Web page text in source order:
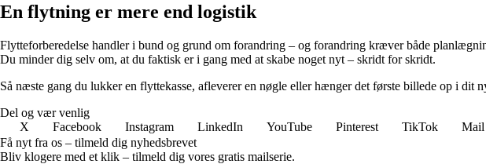
En flytning er mere end logistik
Flytteforberedelse handler i bund og grund om forandring – og forandring kræver både
Du minder dig selv om, at du faktisk er i gang med at skabe noget nyt – skridt for skridt.
Så næste gang du lukker en flyttekasse, afleverer en nøgle eller hænger det første billede op i
Del og vær venlig
X
Facebook Instagram LinkedIn YouTube Pinterest TikTok Mail
Få nyt fra os – tilmeld dig nyhedsbrevet
Bliv klogere med et klik – tilmeld dig vores gratis mailserie.